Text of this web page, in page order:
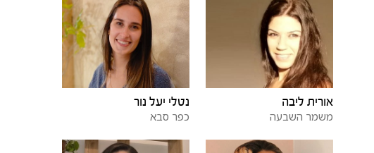
אורית ליבה
משמר השבעה
נטלי יעל נור
כפר סבא